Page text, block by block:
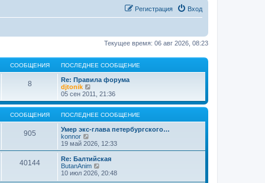
Вход
Регистрация
Текущее время: 06 авг 2026, 08:23
СООБЩЕНИЯ ПОСЛЕДНЕЕ СООБЩЕНИЕ
8
Re: Правила форума
djtonik
е
р
е
й
т
и
п
о
с
л
е
05 сен 2011, 21:36
СООБЩЕНИЯ ПОСЛЕДНЕЕ СООБЩЕНИЕ
905
Умер экс-глава петербургского…
konnor
е
р
е
й
т
19 май 2026, 12:33
40144
Re: Балтийская
ButanAnim
е
10 июл 2026, 20:48